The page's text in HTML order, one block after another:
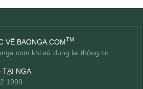
VỀ BAONGA.COMTM
khi sử dụng lại thông tin
TẠI NGA
222 1999